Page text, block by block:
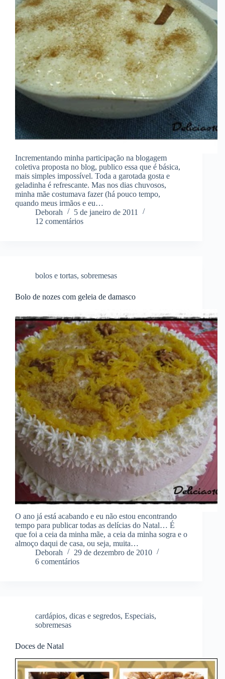
Incrementando minha participação na blogagem
coletiva proposta no blog, publico essa que é básica,
mais simples impossível. Toda a garotada gosta e
geladinha é refrescante. Mas nos dias chuvosos,
minha mãe costumava fazer (há pouco tempo,
quando meus irmãos e eu…
Deborah
5 de janeiro de 2011
12 comentários
bolos e tortas, sobremesas
Bolo de nozes com geleia de damasco
O ano já está acabando e eu não estou encontrando
tempo para publicar todas as delícias do Natal… É
que foi a ceia da minha mãe, a ceia da minha sogra e o
almoço daqui de casa, ou seja, muita…
Deborah
29 de dezembro de 2010
6 comentários
cardápios, dicas e segredos, Especiais,
sobremesas
Doces de Natal